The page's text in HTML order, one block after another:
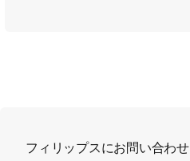
フィリップスにお問い合わせ